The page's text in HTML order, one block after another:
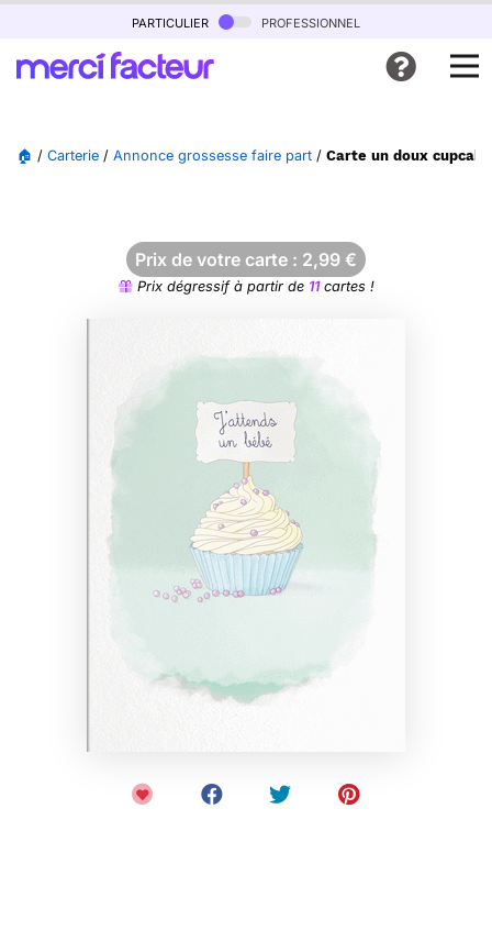
particulier professionnel
🏠 / Carterie / Annonce grossesse faire part / Carte un doux
Prix de votre carte : 2,99 €
Prix dégressif à partir de 11cartes !